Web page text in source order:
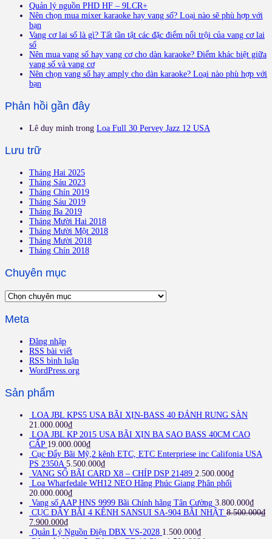
Quản lý nguồn PHD HF – 9LCR+
Nên chọn mua mixer karaoke hay vang số? Loại nào sẽ phù hợp với
bạn
Vang cơ lai số là gì? Tất tần tật các đặc điểm nổi trội của vang cơ lai
số
Nên mua vang số hay vang cơ cho dàn karaoke? Điểm khác biệt giữa
vang số và vang cơ
Nên chọn vang số hay amply cho dàn karaoke? Loại nào phù hợp với
bạn
Phản hồi gần đây
Lê duy minh trong Loa Full 30 Pervey Jazz 12 USA
Lưu trữ
Tháng Hai 2025
Tháng Sáu 2023
Tháng Chín 2019
Tháng Sáu 2019
Tháng Ba 2019
Tháng Mười Hai 2018
Tháng Mười Một 2018
Tháng Mười 2018
Tháng Chín 2018
Chuyên mục
Chuyên
mục
Meta
Đăng nhập
RSS bài viết
RSS bình luận
WordPress.org
Sản phẩm
LOA JBL KPS5 USA BÃI XỊN-BASS 40 ĐÁNH RUNG SÀN
21.000.000₫
LOA JBL KP 2015 USA BÃI XỊN BA SAO BASS 40CM CAO
CẤP 19.000.000₫
Cục Đẩy Bãi Mỹ,2 kênh ETC, ETC Enterpriese inc Califonia USA
PS 2350A 5.500.000₫
VANG SỐ BÃI CARD X8 – CHÍP DSP 21489 2.500.000₫
Loa Wharfedale WH12 NEO Hãng Phúc Giang Phân phối
20.000.000₫
Vang số AAP HNS 9999 Bãi Chính hãng Tân Cường 3.800.000₫
CỤC ĐẨY BÃI 4 KÊNH SANSUI SA-904 BÃI NHẬT 8.500.000₫
7.900.000₫
Quản Lý Nguồn Điện DBX VS-2028 1.500.000₫